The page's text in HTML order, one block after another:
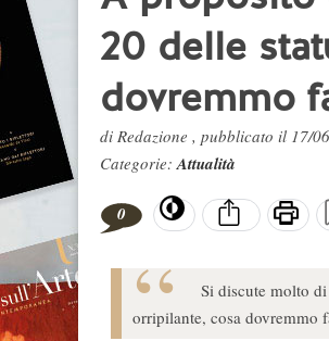
20 delle
dovremmo
di Redazione , pubblicato il 17/
Categorie:Attualità
0
Si discute molto
orripilante, cosa dovremmo